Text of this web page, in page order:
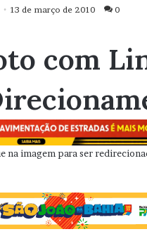
13 de março de 2010 0
com
na imagem para ser